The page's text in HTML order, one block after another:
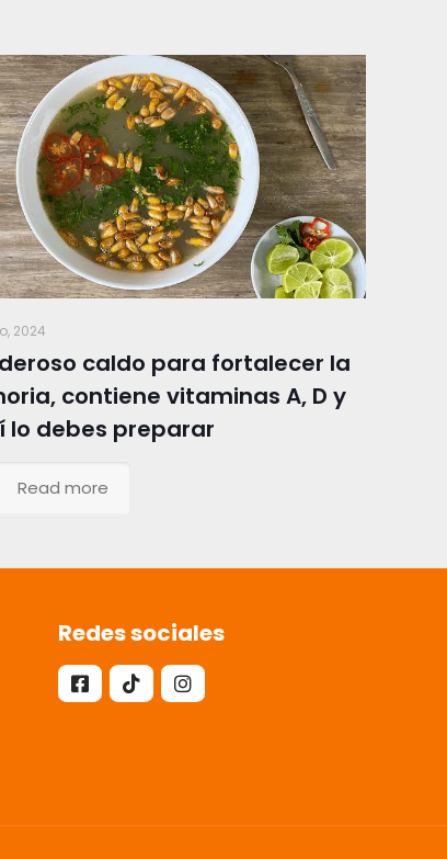
2024
caldo para fortalecer la
contiene vitaminas A, D y
lo debes preparar
Read more
Redes sociales